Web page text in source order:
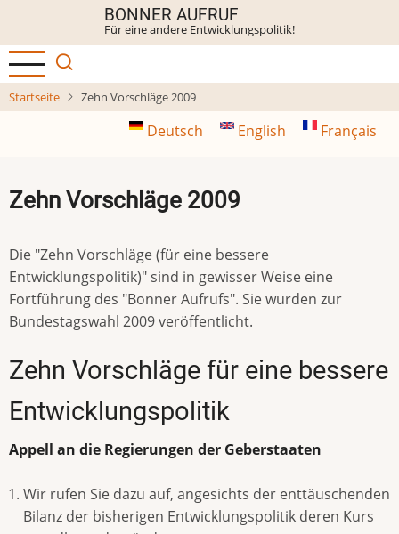
Inhalt
BONNER AUFRUF
Für eine andere Entwicklungspolitik!
Startseite Zehn Vorschläge 2009
Deutsch English Français
Zehn Vorschläge 2009
Die "Zehn Vorschläge (für eine bessere
Entwicklungspolitik)" sind in gewisser Weise eine
Fortführung des "Bonner Aufrufs". Sie wurden zur
Bundestagswahl 2009 veröffentlicht.
Zehn Vorschläge für eine bessere
Entwicklungspolitik
Appell an die Regierungen der Geberstaaten
Wir rufen Sie dazu auf, angesichts der enttäuschenden
Bilanz der bisherigen Entwicklungspolitik deren Kurs